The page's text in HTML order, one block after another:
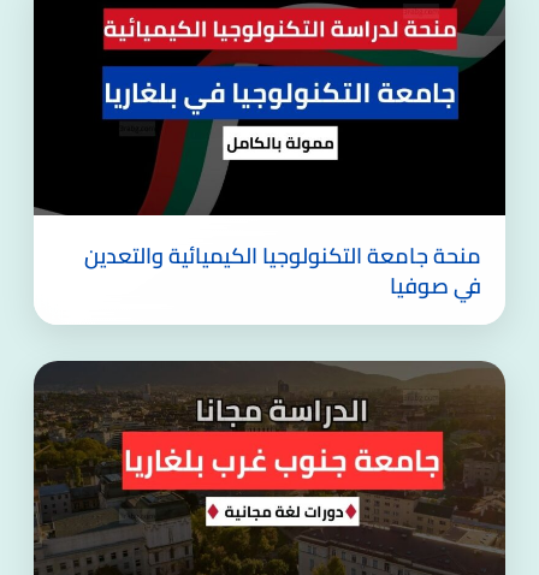
منحة جامعة التكنولوجيا الكيميائية والتعدين
في صوفيا